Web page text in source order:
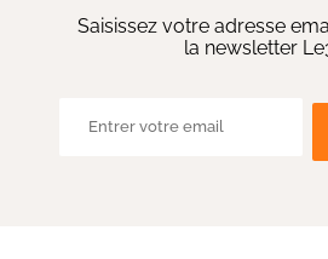
Saisissez votre adresse
la newsletter